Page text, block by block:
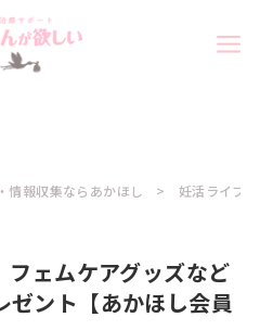
情報収集ならあかほし 妊活ライフ
ェムケアグッズなど
ゼント【あかほし会員